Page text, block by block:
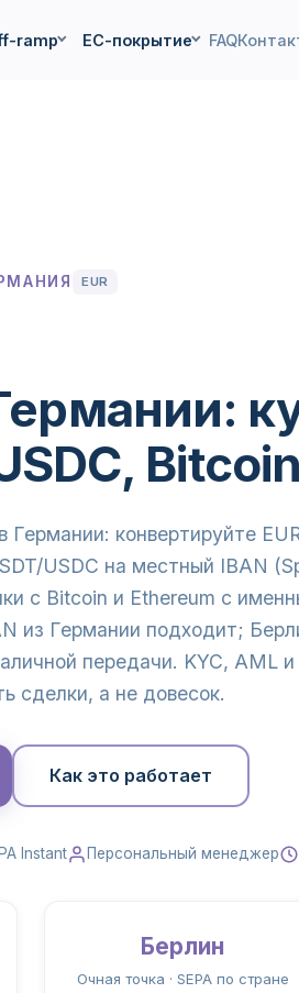
ramp ЕС-покрытие FAQ
EUR
конвертируйте
USDC на местный IBAN
с Bitcoin и Ethereum с
из Германии подходит;
передачи. KYC, AML
сделки, а не довесок.
Как это работает
Instant Персональный менеджер
Берлин
Очная точка · SEPA по стране